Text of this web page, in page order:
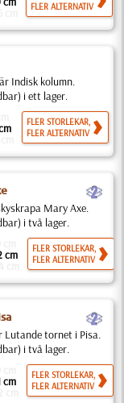
FLER ALTERNATIV
Indisk kolumn.
i ett lager.
FLER STORLEKAR,
FLER ALTERNATIV
b
Mary Axe.
i två lager.
cm
FLER STORLEKAR,
FLER ALTERNATIV
b
Lutande tornet i Pisa.
i två lager.
cm
FLER STORLEKAR,
FLER ALTERNATIV